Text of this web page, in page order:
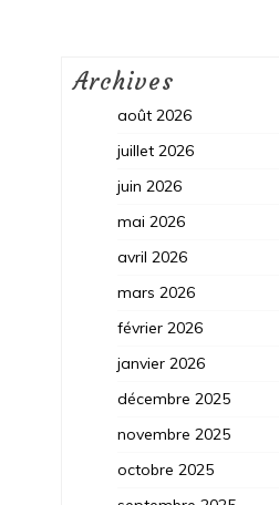
Archives
août 2026
juillet 2026
juin 2026
mai 2026
avril 2026
mars 2026
février 2026
janvier 2026
décembre 2025
novembre 2025
octobre 2025